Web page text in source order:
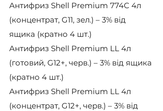
Антифриз Shell Premium 774С 4л
(концентрат, G11, зел.) – 3% від
ящика (кратно 4 шт.)
Антифриз Shell Premium LL 4л
(готовий, G12+, черв.) – 3% від ящика
(кратно 4 шт.)
Антифриз Shell Premium LL 4л
(концентрат, G12+, черв.) – 3% від